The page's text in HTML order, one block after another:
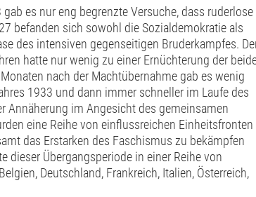
es nur eng begrenzte Versuche, dass ruderlose
befanden sich sowohl die Sozialdemokratie als
des intensiven gegenseitigen Bruderkampfes.
hatte nur wenig zu einer Ernüchterung der
nach der Machtübernahme gab es wenig
1933 und dann immer schneller im Laufe des
Annäherung im Angesicht des gemeinsamen
eine Reihe von einflussreichen
das Erstarken des Faschismus zu bekämpfen
dieser Übergangsperiode in einer Reihe von
Deutschland, Frankreich, Italien, Österreich,